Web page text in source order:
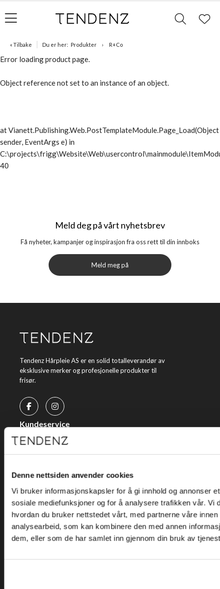
Denne nettsiden anvender cookies
Vi bruker informasjonskapsler for å gi innhold og annonser
sosiale mediefunksjoner og for å analysere trafikken vår. Vi
hvordan du bruker nettstedet vårt, med partnerne våre
analysearbeid, som kan kombinere den med annen
dem, eller som de har samlet inn gjennom din bruk av
« Tilbake Du er her: Produkter R+Co
Error loading product page.
Object reference not set to an instance of an object.
at Vianett.Publishing.Web.PostTemplateModule.Page_Load(Object
sender, EventArgs e) in
40
Meld deg på vårt nyhetsbrev
Få nyheter, kampanjer og inspirasjon fra oss rett til din innboks
Meld meg på
Tendenz Hårpleie AS er en solid totalleverandør av
eksklusive merker og profesjonelle produkter til
frisør.
Kundeservice
Kjøpsvilkår
Personvern
Holtegata 26, 0355 Oslo
Telefon: +47 22 92 50 00
E-post: kundeservice@tendenz.net
Nyttige lenker
Datablad